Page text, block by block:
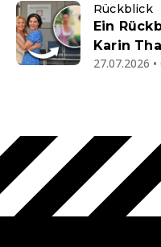
Rückblick
Ein
Karin
27.07.2026